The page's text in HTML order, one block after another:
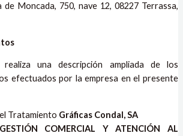
Moncada, 750, nave 12, 08227 Terrassa,
una descripción ampliada de los
efectuados por la empresa en el presente
Tratamiento Gráficas Condal, SA
GESTIÓN COMERCIAL Y ATENCIÓN AL